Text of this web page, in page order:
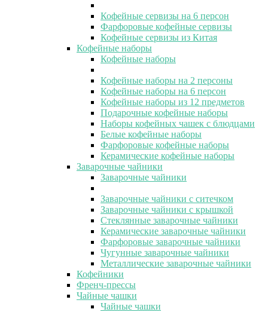
Кофейные сервизы на 6 персон
Фарфоровые кофейные сервизы
Кофейные сервизы из Китая
Кофейные наборы
Кофейные наборы
Кофейные наборы на 2 персоны
Кофейные наборы на 6 персон
Кофейные наборы из 12 предметов
Подарочные кофейные наборы
Наборы кофейных чашек с блюдцами
Белые кофейные наборы
Фарфоровые кофейные наборы
Керамические кофейные наборы
Заварочные чайники
Заварочные чайники
Заварочные чайники с ситечком
Заварочные чайники с крышкой
Стеклянные заварочные чайники
Керамические заварочные чайники
Фарфоровые заварочные чайники
Чугунные заварочные чайники
Металлические заварочные чайники
Кофейники
Френч-прессы
Чайные чашки
Чайные чашки